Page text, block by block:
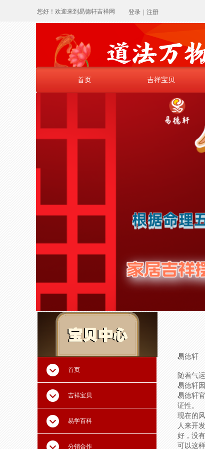
您好！欢迎来到易德轩吉祥网 登录 注册
首页 吉祥宝贝
首页
吉祥宝贝
易学百科
分销合作
易德轩
随着气
易德轩
易德轩
证性。
现在的
人来开
好，没
可以这